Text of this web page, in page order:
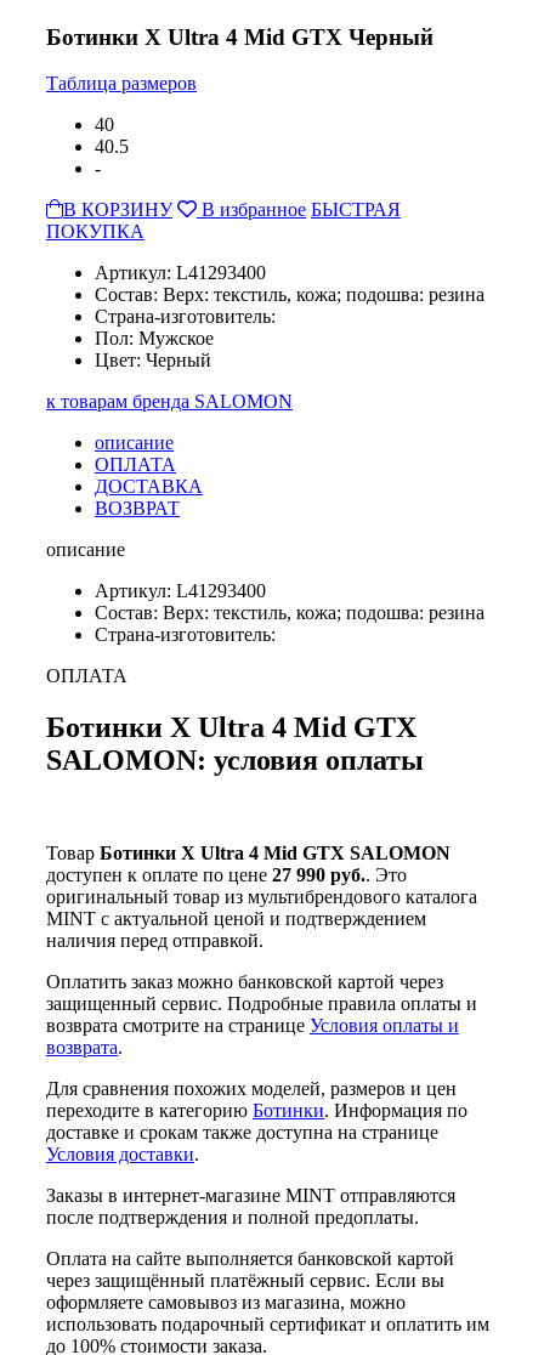
Ботинки X Ultra 4 Mid GTX Черный
Таблица размеров
40
40.5
-
В КОРЗИНУ
В избранное БЫСТРАЯ
ПОКУПКА
Артикул: L41293400
Состав: Верх: текстиль, кожа; подошва: резина
Страна-изготовитель:
Пол: Мужское
Цвет: Черный
к товарам бренда SALOMON
описание
ОПЛАТА
ДОСТАВКА
ВОЗВРАТ
описание
Артикул: L41293400
Состав: Верх: текстиль, кожа; подошва: резина
Страна-изготовитель:
ОПЛАТА
Ботинки X Ultra 4 Mid GTX
SALOMON: условия оплаты
Товар Ботинки X Ultra 4 Mid GTX SALOMON
доступен к оплате по цене 27 990 руб.. Это
оригинальный товар из мультибрендового каталога
MINT с актуальной ценой и подтверждением
наличия перед отправкой.
Оплатить заказ можно банковской картой через
защищенный сервис. Подробные правила оплаты и
возврата смотрите на странице Условия оплаты и
возврата.
Для сравнения похожих моделей, размеров и цен
переходите в категорию Ботинки. Информация по
доставке и срокам также доступна на странице
Условия доставки.
Заказы в интернет-магазине MINT отправляются
после подтверждения и полной предоплаты.
Оплата на сайте выполняется банковской картой
через защищённый платёжный сервис. Если вы
оформляете самовывоз из магазина, можно
использовать подарочный сертификат и оплатить им
до 100% стоимости заказа.